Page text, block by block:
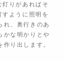
りがあればそ
ように照明を
れ、奥行きのあ
かな明かりとや
り出します。